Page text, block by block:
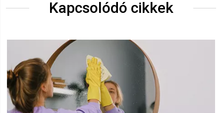
Kapcsolódó cikkek